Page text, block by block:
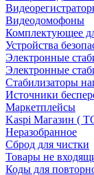
Видеодомофоны
Комплектующее
Устройства
Электронные
Электронные
Стабилизаторы
Источники
Маркетплейсы
Kaspi Магазин (
Неразобранное
Сброд для чистки
Товары не
Коды для